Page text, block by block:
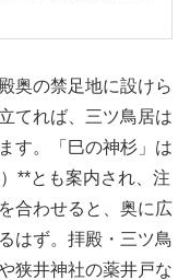
奥の禁足地に設けら
てれば、三ツ鳥居は
す。「巳の神杉」は
**とも案内され、注
合わせると、奥に広
はず。拝殿・三ツ鳥
狭井神社の薬井戸な